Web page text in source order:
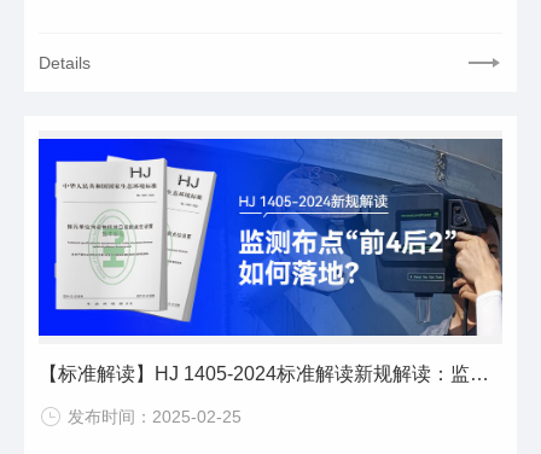
Details
【标准解读】HJ 1405-2024标准解读新规解读：监测布点“前4后2”如何落地？
发布时间：2025-02-25